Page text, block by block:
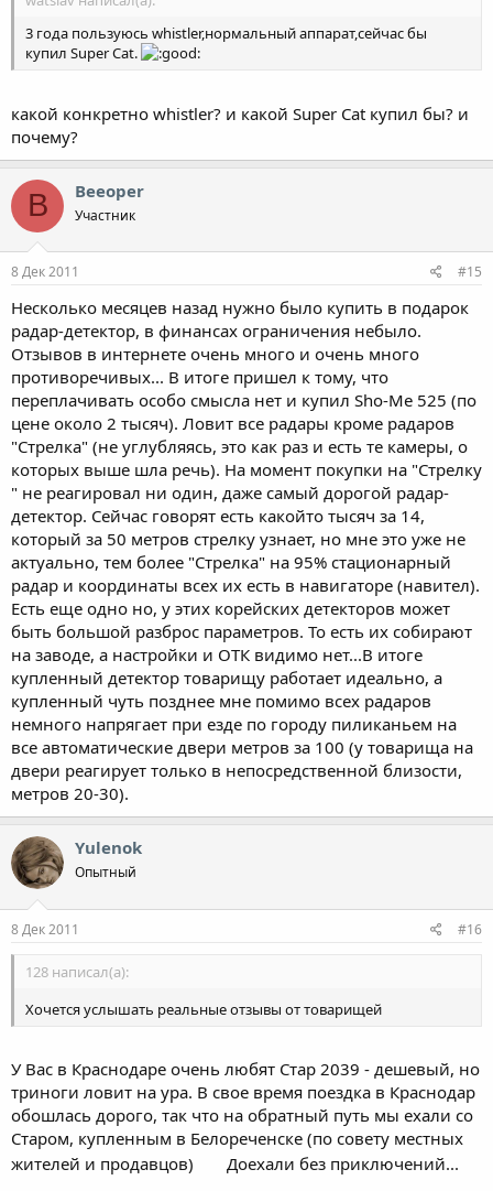
3 года пользуюсь whistler,нормальный аппарат,сейчас бы
купил Super Cat.
какой конкретно whistler? и какой Super Cat купил бы? и
почему?
B Beeoper
Участник
8 Дек 2011 #15
Несколько месяцев назад нужно было купить в подарок
радар-детектор, в финансах ограничения небыло.
Отзывов в интернете очень много и очень много
противоречивых... В итоге пришел к тому, что
переплачивать особо смысла нет и купил Sho-Me 525 (по
цене около 2 тысяч). Ловит все радары кроме радаров
"Стрелка" (не углубляясь, это как раз и есть те камеры, о
которых выше шла речь). На момент покупки на "Стрелку
" не реагировал ни один, даже самый дорогой радар-
детектор. Сейчас говорят есть какойто тысяч за 14,
который за 50 метров стрелку узнает, но мне это уже не
актуально, тем более "Стрелка" на 95% стационарный
радар и координаты всех их есть в навигаторе (навител).
Есть еще одно но, у этих корейских детекторов может
быть большой разброс параметров. То есть их собирают
на заводе, а настройки и ОТК видимо нет...В итоге
купленный детектор товарищу работает идеально, а
купленный чуть позднее мне помимо всех радаров
немного напрягает при езде по городу пиликаньем на
все автоматические двери метров за 100 (у товарища на
двери реагирует только в непосредственной близости,
метров 20-30).
Yulenok
Опытный
8 Дек 2011 #16
128 написал(а):
Хочется услышать реальные отзывы от товарищей
У Вас в Краснодаре очень любят Стар 2039 - дешевый, но
триноги ловит на ура. В свое время поездка в Краснодар
обошлась дорого, так что на обратный путь мы ехали со
Старом, купленным в Белореченске (по совету местных
жителей и продавцов)
Доехали без приключений...